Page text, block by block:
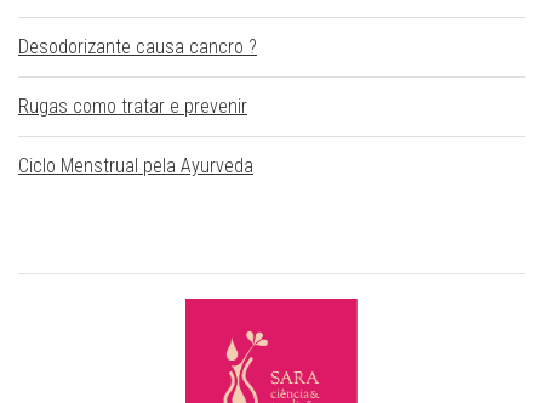
Desodorizante causa cancro ?
Rugas como tratar e prevenir
Ciclo Menstrual pela Ayurveda